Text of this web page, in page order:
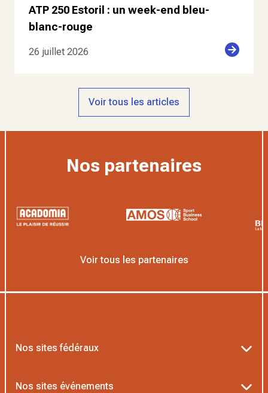
ATP 250 Estoril : un week-end bleu-
blanc-rouge
26 juillet 2026
Voir tous les articles
Nos partenaires
Voir tous les partenaires
Nos sites fédéraux
Nos sites événements